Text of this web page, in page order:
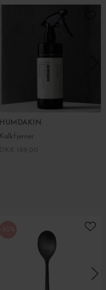
HUMDAKIN
Kalkfjerner
-50%